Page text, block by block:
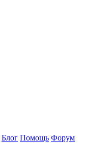
Блог Помощь Форум